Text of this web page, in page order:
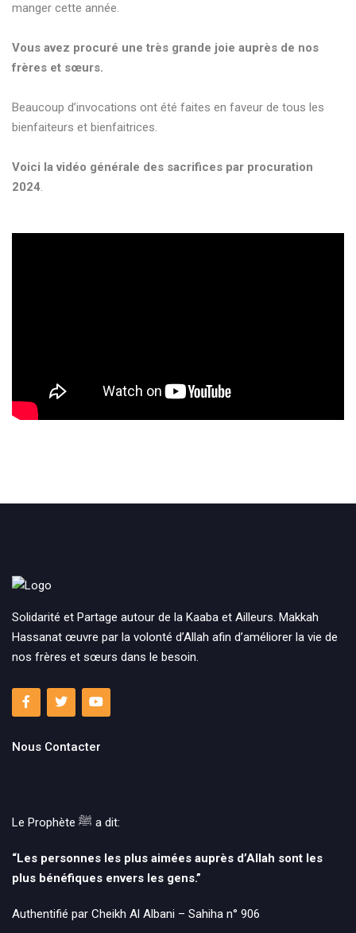
manger cette année.
Vous avez procuré une très grande joie auprès de nos
frères et sœurs.
Beaucoup d’invocations ont été faites en faveur de tous les
bienfaiteurs et bienfaitrices.
Voici la vidéo générale des sacrifices par procuration
2024.
Solidarité et Partage autour de la Kaaba et Ailleurs. Makkah
Hassanat œuvre par la volonté d’Allah afin d’améliorer la vie de
nos frères et sœurs dans le besoin.
Nous Contacter
Le Prophète ﷺ‎ a dit:
“Les personnes les plus aimées auprès d’Allah sont les
plus bénéfiques envers les gens.”
Authentifié par Cheikh Al Albani – Sahiha n° 906